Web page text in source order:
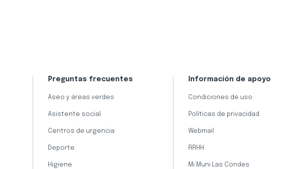
Preguntas frecuentes
Aseo y áreas verdes
Asistente social
Centros de urgencia
Deporte
Higiene
Información de apoyo
Condiciones de uso
Políticas de privacidad
Webmail
RRHH
Mi Muni Las Condes